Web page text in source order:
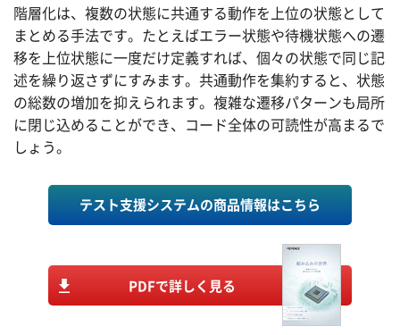
階層化は、複数の状態に共通する動作を上位の状態として
まとめる手法です。たとえばエラー状態や待機状態への遷
移を上位状態に一度だけ定義すれば、個々の状態で同じ記
述を繰り返さずにすみます。共通動作を集約すると、状態
の総数の増加を抑えられます。複雑な遷移パターンも局所
に閉じ込めることができ、コード全体の可読性が高まるで
しょう。
テスト支援システムの商品情報はこちら
PDFで詳しく見る